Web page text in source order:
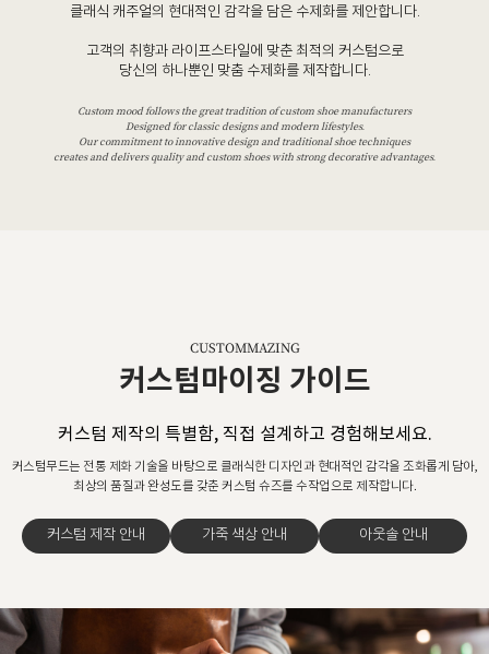
클래식 캐주얼의 현대적인 감각을 담은 수제화를 제안합니다.
고객의 취향과 라이프스타일에 맞춘 최적의 커스텀으로
당신의 하나뿐인 맞춤 수제화를 제작합니다.
Custom mood follows the great tradition of custom shoe manufacturers
Designed for classic designs and modern lifestyles.
Our commitment to innovative design and traditional shoe techniques
creates and delivers quality and custom shoes with strong decorative advantages.
CUSTOMMAZING
커스텀마이징 가이드
커스텀 제작의 특별함, 직접 설계하고 경험해보세요.
커스텀무드는 전통 제화 기술을 바탕으로 클래식한 디자인과 현대적인 감각을 조화롭게 담아,
최상의 품질과 완성도를 갖춘 커스텀 슈즈를 수작업으로 제작합니다.
커스텀 제작 안내 가죽 색상 안내 아웃솔 안내